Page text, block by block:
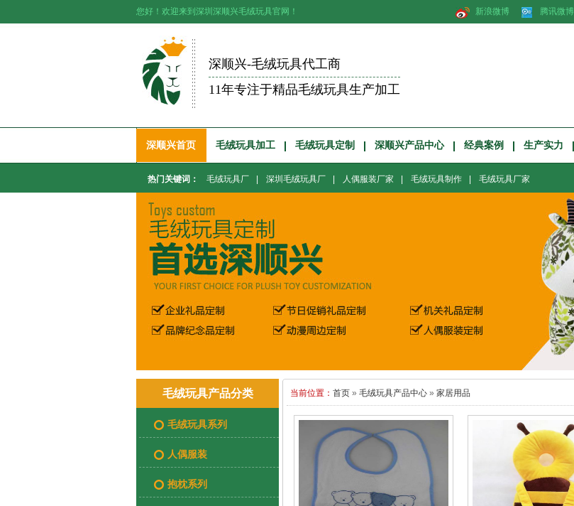
新浪微博 腾讯微博
您好！欢迎来到深圳深顺兴毛绒玩具官网！
深顺兴-毛绒玩具代工商
11年专注于精品毛绒玩具生产加工
深顺兴首页 毛绒玩具加工 毛绒玩具定制 深顺兴产品中心 经典案例 生产实力
热门关键词： 毛绒玩具厂 深圳毛绒玩具厂 人偶服装厂家 毛绒玩具制作 毛绒玩具厂家
当前位置： 首页 » 毛绒玩具产品中心 » 家居用品
毛绒玩具产品分类
毛绒玩具系列
人偶服装
抱枕系列